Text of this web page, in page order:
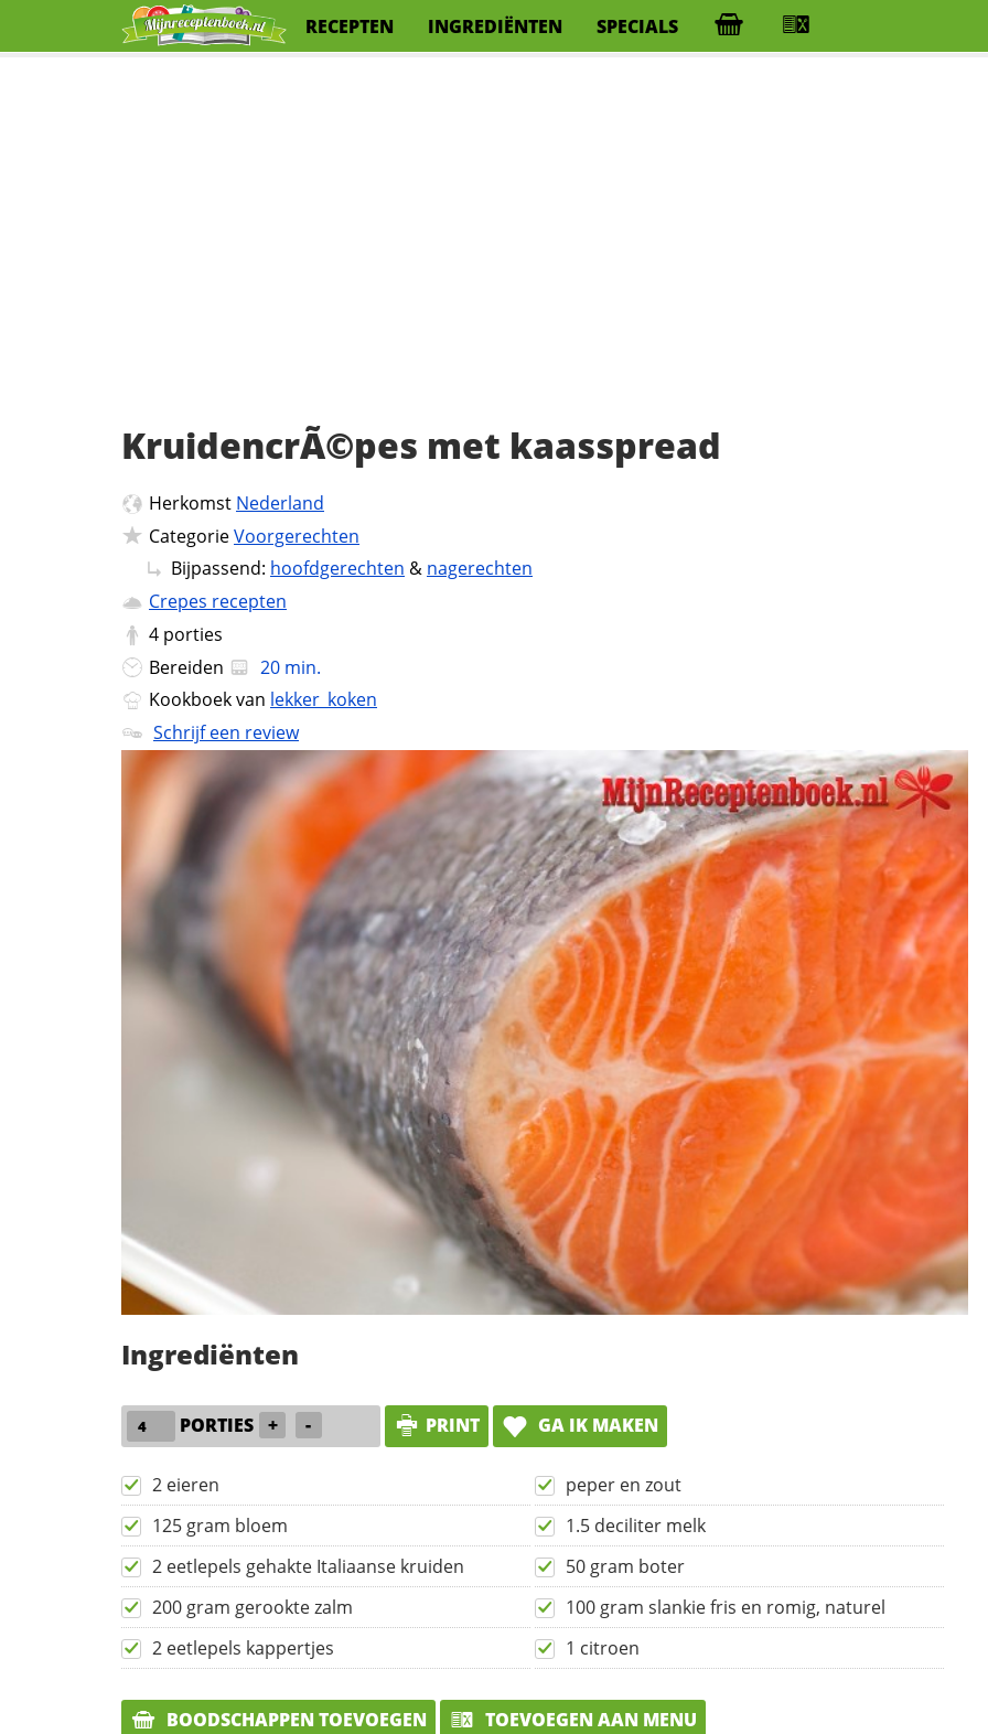
RECEPTEN INGREDIËNTEN SPECIALS
KruidencrÃ©pes met kaasspread
Herkomst Nederland
CategorieVoorgerechten
Bijpassend: hoofdgerechten & nagerechten
Crepes recepten
4 porties
Bereiden
20 min.
Kookboek van lekker_koken
Schrijf een review
Ingrediënten
PORTIES + - PRINT GA IK MAKEN
2 eieren
peper en zout
125 gram bloem
1.5 deciliter melk
2 eetlepels gehakte Italiaanse kruiden
50 gram boter
200 gram gerookte zalm
100 gram slankie fris en romig, naturel
2 eetlepels kappertjes
1 citroen
BOODSCHAPPEN TOEVOEGEN
TOEVOEGEN AAN MENU